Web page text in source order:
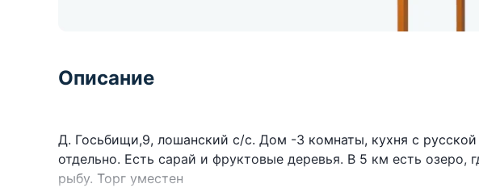
Описание
Д. Госьбищи,9, лошанский с/с. Дом -3 комнаты, кухня с русской
отдельно. Есть сарай и фруктовые деревья. В 5 км есть озеро,
рыбу. Торг уместен